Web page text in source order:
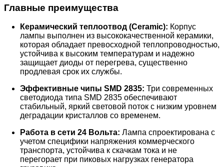
Главные преимущества
Керамический теплоотвод (Ceramic): Корпус
лампы выполнен из высококачественной керамики,
которая обладает превосходной теплопроводностью,
устойчива к высоким температурам и надежно
защищает диоды от перегрева, существенно
продлевая срок их службы.
Эффективные чипы SMD 2835: Три современных
светодиода типа SMD 2835 обеспечивают
стабильный, яркий световой поток с низким уровнем
деградации кристаллов со временем.
Работа в сети 24 Вольта: Лампа спроектирована с
учетом специфики напряжения коммерческого
транспорта, устойчива к скачкам тока и не
перегорает при пиковых нагрузках генератора